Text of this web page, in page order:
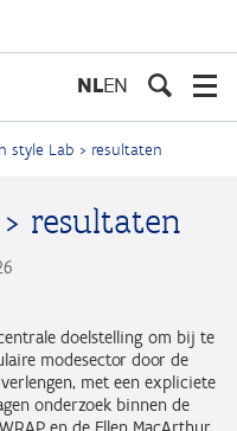
NLEN
style Lab > resultaten
resultaten
doelstelling om bij te
modesector door de
met een expliciete
onderzoek binnen de